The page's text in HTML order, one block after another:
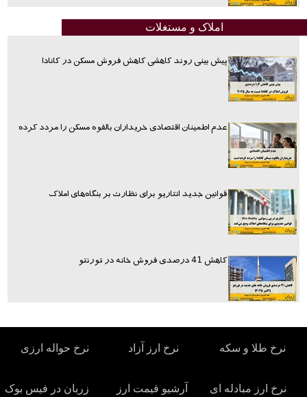
املاک و مستغلات
پیش بینی روند کاهشی کاهش فروش مسکن در کانادا
عدم اطمینان اقتصادی خریداران بالقوه مسکن را مردد کرده
قوانین جدید انتاریو برای نظارت بر بنگاه‌های املاک
کاهش 41 درصدی فروش خانه در تورنتو
نرخ طلا و سکه نرخ ارز آزاد نرخ حواله ارزی
نرخ ارز مبادله ای آرشیو قیمت ارز زربان در فیس بوک